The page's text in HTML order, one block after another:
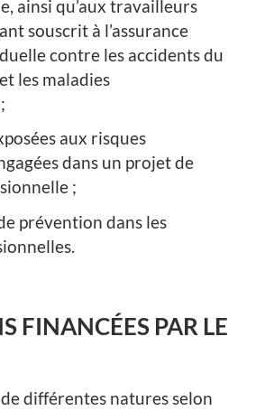
ainsi qu’aux travailleurs
souscrit à l’assurance
contre les accidents du
les maladies
aux risques
dans un projet de
;
prévention dans les
FINANCÉES PAR LE
différentes natures selon